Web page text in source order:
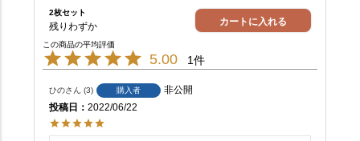
2枚セット
残りわずか カートに入れる
5.00 1
ひの 3 購入者
非公開
投稿日
2022/06/22